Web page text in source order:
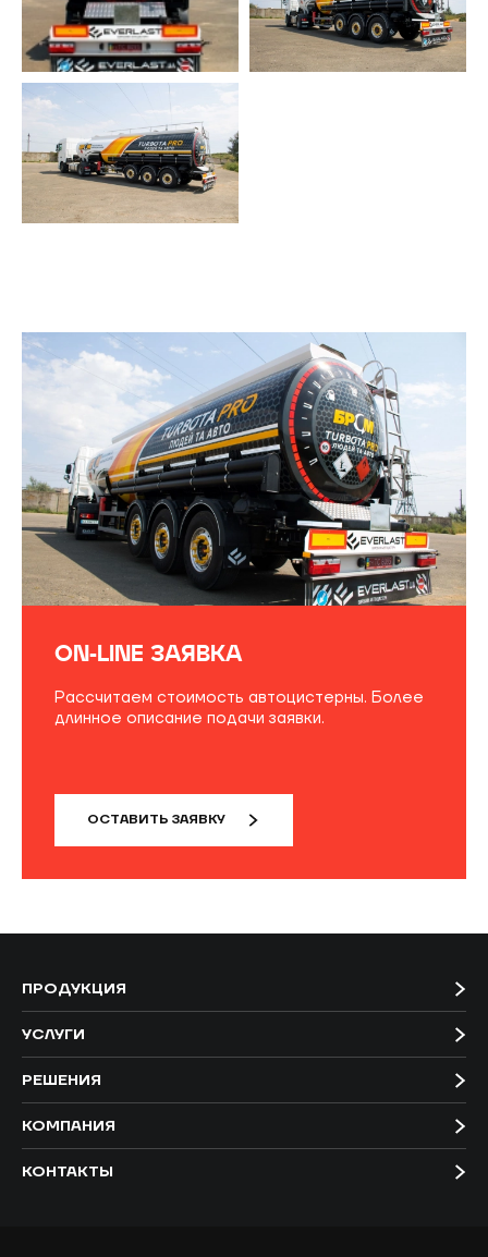
ON-LINE ЗАЯВКА
Рассчитаем стоимость автоцистерны. Более
длинное описание подачи заявки.
ОСТАВИТЬ ЗАЯВКУ
ПРОДУКЦИЯ
УСЛУГИ
РЕШЕНИЯ
КОМПАНИЯ
КОНТАКТЫ